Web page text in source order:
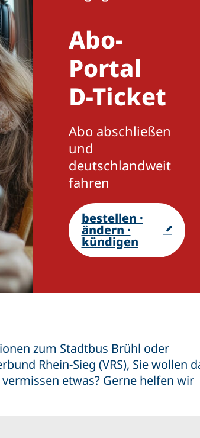
Abo-
Portal
D-Ticket
Abo abschließen
und
deutschlandweit
fahren
bestellen ·
ändern ·
kündigen
zum Stadtbus Brühl oder
Rhein-Sieg (VRS), Sie wollen
etwas? Gerne helfen wir